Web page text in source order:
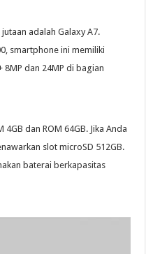
adalah Galaxy A7.
smartphone ini memiliki
8MP dan 24MP di bagian
dan ROM 64GB. Jika Anda
slot microSD 512GB.
baterai berkapasitas